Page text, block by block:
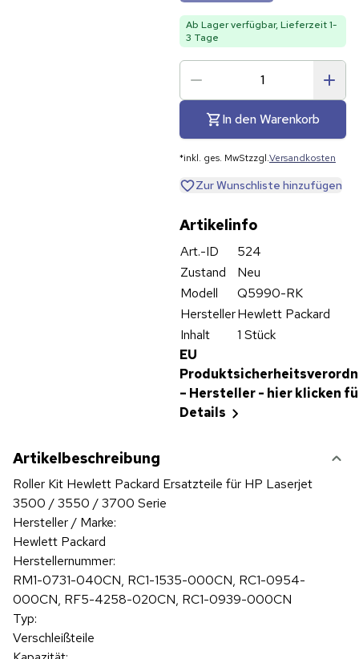
Ab Lager verfügbar, Lieferzeit 1-
3 Tage
In den Warenkorb
*inkl. ges. MwStzzgl.Versandkosten
Zur Wunschliste hinzufügen
Artikelinfo
Art.-ID
524
Zustand
Neu
Modell
Q5990-RK
HerstellerHewlett Packard
Inhalt
1 Stück
EU
– Hersteller - hier klicken
Details
Artikelbeschreibung
Roller Kit Hewlett Packard Ersatzteile für HP Laserjet
3500 / 3550 / 3700 Serie
Hersteller / Marke:
Hewlett Packard
Herstellernummer:
RM1-0731-040CN, RC1-1535-000CN, RC1-0954-
000CN, RF5-4258-020CN, RC1-0939-000CN
Typ:
Verschleißteile